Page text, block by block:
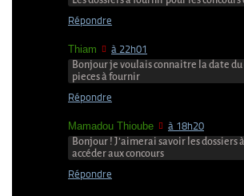
Répondre
Thiam à 22h01
Bonjour je voulais connaitre la date du
pieces à fournir
Répondre
Mamadou Thioube à 18h20
Bonjour ! J’aimerai savoir les dossiers
accéder aux concours
Répondre